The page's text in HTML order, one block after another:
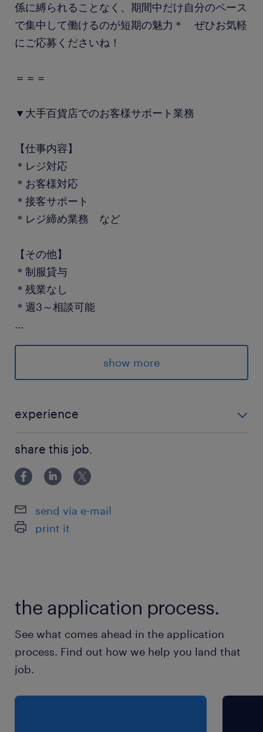
係に縛られることなく、期間中だけ自分のペース
で集中して働けるのが短期の魅力＊ ぜひお気軽
にご応募くださいね！
＝＝＝
▼大手百貨店でのお客様サポート業務
【仕事内容】
＊レジ対応
＊お客様対応
＊接客サポート
＊レジ締め業務 など
【その他】
＊制服貸与
＊残業なし
＊週3～相談可能
...
★即日～9月末までのお仕事です★
＝＝＝
派遣先の特徴
＊レジ
＊短期
＊接客
＊社会保険完備
＊交通費支給
天神駅（徒歩3分）
休日休暇
シフト制
平日含む週休2日 ※土日祝日含む週5日勤務
show more
experience
可） ＊百貨店でのレジ接客経験がある方優遇します！
share this job.
send via e-mail
print it
the application process.
See what comes ahead in the application
process. Find out how we help you land that
job.